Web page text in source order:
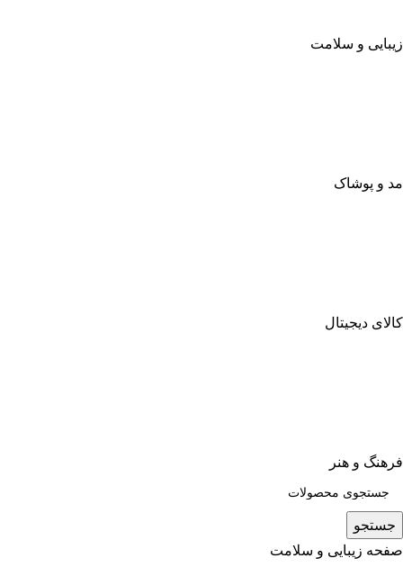
زیبایی و سلامت
مد و پوشاک
کالای دیجیتال
فرهنگ و هنر
جستجو
صفحه زیبایی و سلامت